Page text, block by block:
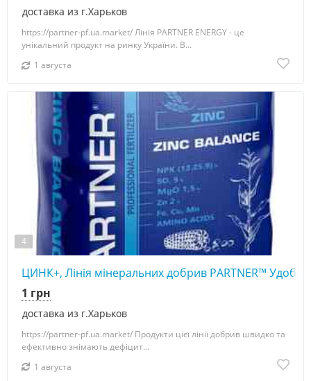
доставка из г.Харьков
https://partner-pf.ua.market/ Лінія PARTNER ENERGY - це
унікальний продукт на ринку України. В...
1 августа
4
ЦИНК+, Лінія мінеральних добрив PARTNER™
доставка из г.Харьков
1 грн
https://partner-pf.ua.market/ Продукти цієї лінії добрив швидко та
ефективно знімають дефіцит...
1 августа